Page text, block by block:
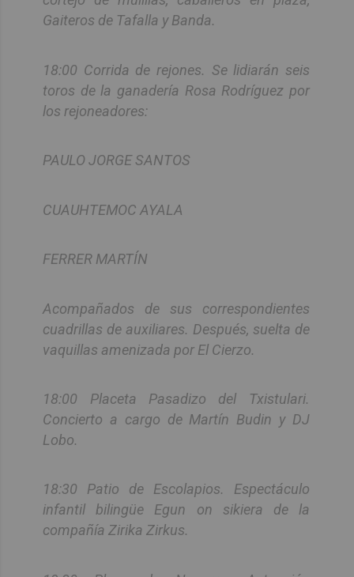
Gaiteros de Tafalla y Banda.
18:00 Corrida de rejones. Se lidiarán seis
toros de la ganadería Rosa Rodríguez por
los rejoneadores:
PAULO JORGE SANTOS
CUAUHTEMOC AYALA
FERRER MARTÍN
Acompañados de sus correspondientes
cuadrillas de auxiliares. Después, suelta de
vaquillas amenizada por El Cierzo.
18:00 Placeta Pasadizo del Txistulari.
Concierto a cargo de Martín Budin y DJ
Lobo.
18:30 Patio de Escolapios. Espectáculo
infantil bilingüe Egun on sikiera de la
compañía Zirika Zirkus.